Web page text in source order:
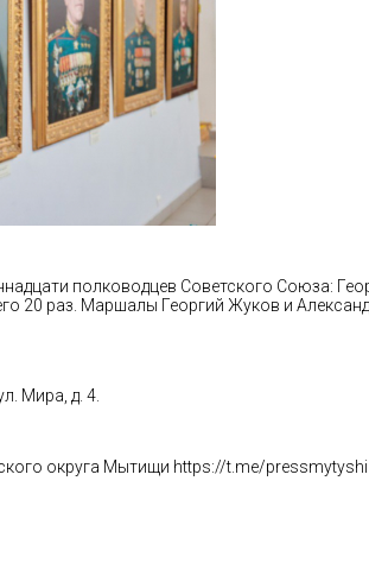
полководцев Советского Союза:
20 раз. Маршалы Георгий Жуков и
Мира, д. 4.
округа Мытищи https://t.me/pressmytyshi